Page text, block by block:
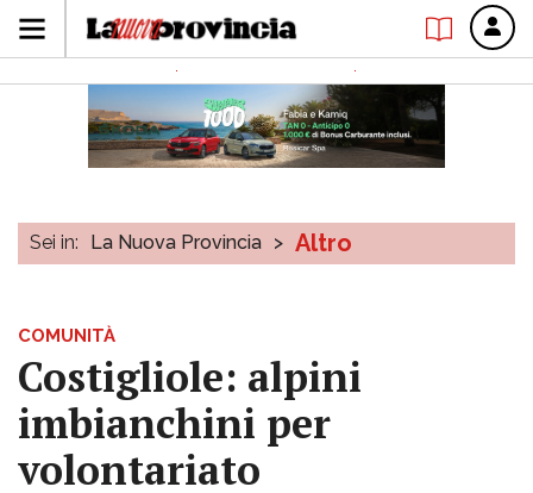
Sei in: La Nuova Provincia > Altro
COMUNITÀ
Costigliole: alpini
imbianchini per
volontariato